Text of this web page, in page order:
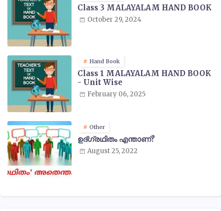
Class 3 MALAYALAM HAND BOOK
October 29, 2024
Hand Book
Class 1 MALAYALAM HAND BOOK
- Unit Wise
February 06, 2025
Other
ഉദ്ഗ്രഥിതം എന്താണ്?
August 25, 2022